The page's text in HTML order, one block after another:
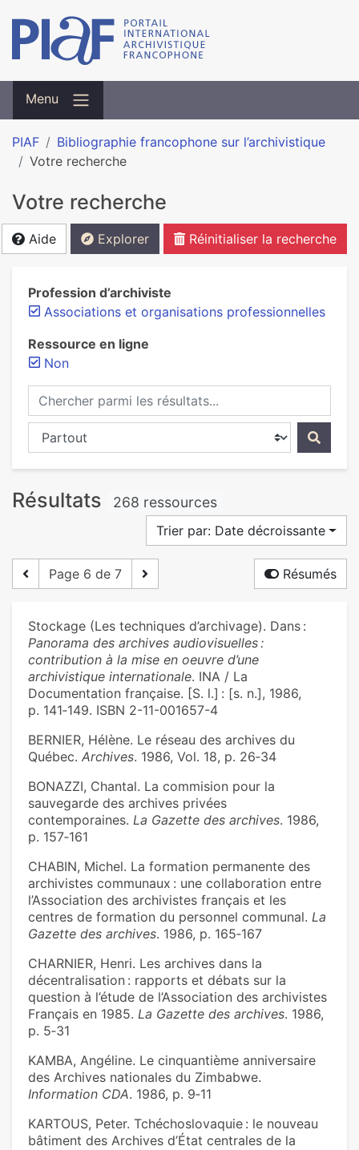
Menu
PIAF
Bibliographie francophone sur l’archivistique
Votre recherche
Votre recherche
Aide Explorer Réinitialiser la recherche
Profession d’archiviste
Associations et organisations professionnelles
Ressource en ligne
Non
Chercher parmi les résultats...
Chercher dans...
Résultats 268 ressources
Trier par: Date décroissante
Page 6 de 7 Résumés
Stockage (Les techniques d’archivage). Dans :
Panorama des archives audiovisuelles :
contribution à la mise en oeuvre d’une
archivistique internationale. INA / La
Documentation française. [S. l.] : [s. n.], 1986,
p. 141‑149. ISBN 2-11-001657-4
BERNIER, Hélène. Le réseau des archives du
Québec. Archives. 1986, Vol. 18, p. 26‑34
BONAZZI, Chantal. La commision pour la
sauvegarde des archives privées
contemporaines. La Gazette des archives. 1986,
p. 157‑161
CHABIN, Michel. La formation permanente des
archivistes communaux : une collaboration entre
l’Association des archivistes français et les
centres de formation du personnel communal. La
Gazette des archives. 1986, p. 165‑167
CHARNIER, Henri. Les archives dans la
décentralisation : rapports et débats sur la
question à l’étude de l’Association des archivistes
Français en 1985. La Gazette des archives. 1986,
p. 5‑31
KAMBA, Angéline. Le cinquantième anniversaire
des Archives nationales du Zimbabwe.
Information CDA. 1986, p. 9‑11
KARTOUS, Peter. Tchéchoslovaquie : le nouveau
bâtiment des Archives d’État centrales de la